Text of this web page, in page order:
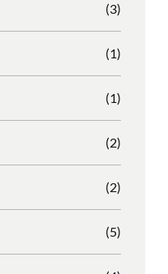
(3)
(1)
(1)
(2)
(2)
(5)